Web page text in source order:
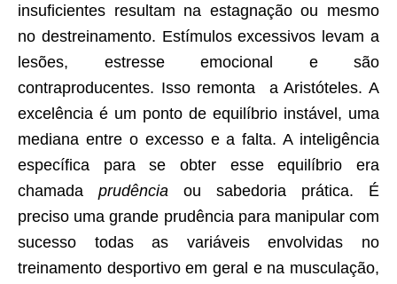
insuficientes resultam na estagnação ou mesmo
no destreinamento. Estímulos excessivos levam a
lesões, estresse emocional e são
contraproducentes. Isso remonta a Aristóteles. A
excelência é um ponto de equilíbrio instável, uma
mediana entre o excesso e a falta. A inteligência
específica para se obter esse equilíbrio era
chamada prudência ou sabedoria prática. É
preciso uma grande prudência para manipular com
sucesso todas as variáveis envolvidas no
treinamento desportivo em geral e na musculação,